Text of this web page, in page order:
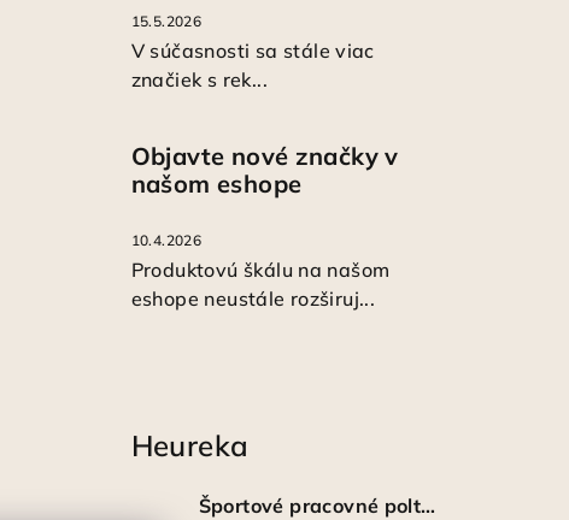
15.5.2026
V súčasnosti sa stále viac
značiek s rek...
Objavte nové značky v
našom eshope
10.4.2026
Produktovú škálu na našom
eshope neustále rozširuj...
Heureka
Športové pracovné poltopánky PRESTIGE CLASSIC biele